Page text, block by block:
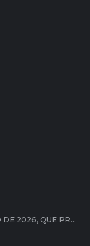
2026, QUE PR...